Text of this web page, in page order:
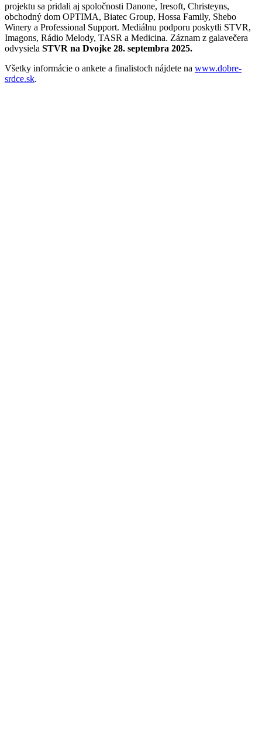
projektu sa pridali aj spoločnosti Danone, Iresoft, Christeyns,
obchodný dom OPTIMA, Biatec Group, Hossa Family, Shebo
Winery a Professional Support. Mediálnu podporu poskytli STVR,
Imagons, Rádio Melody, TASR a Medicina. Záznam z galavečera
odvysiela STVR na Dvojke 28. septembra 2025.
Všetky informácie o ankete a finalistoch nájdete na www.dobre-
srdce.sk.